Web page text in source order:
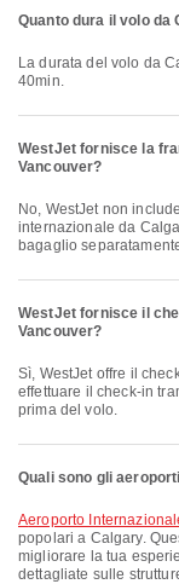
Quanto dura il volo da
La durata del volo da Calgary a Vancouver con WestJet è di circa 1h
40min.
WestJet fornisce la
Vancouver?
No, WestJet non include il bagaglio gratuito per i voli Volo interno & Volo
internazionale da
bagaglio
WestJet fornisce il
Vancouver?
Sì, WestJet offre il check-in online per il volo da Calgary a Vancouver. Puoi
effettuare il check-in
prima del volo.
Quali sono gli
Aeroporto
popolari a Calgary.
migliorare la tua
dettagliate sulle